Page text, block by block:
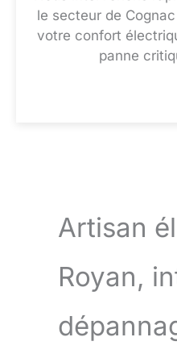
le secteur de
votre confort
panne
Artisan
Royan,